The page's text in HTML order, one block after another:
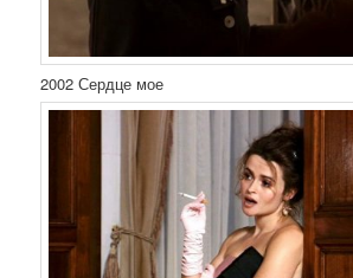
2002 Сердце мое